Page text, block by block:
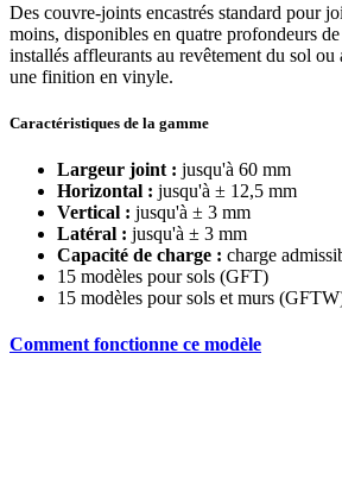
Des couvre-joints encastrés standard pour
moins, disponibles en quatre profondeurs
installés affleurants au revêtement du sol ou
une finition en vinyle.
Caractéristiques de la gamme
Largeur joint : jusqu'à 60 mm
Horizontal : jusqu'à ± 12,5 mm
Vertical : jusqu'à ± 3 mm
Latéral : jusqu'à ± 3 mm
Capacité de charge : charge
15 modèles pour sols (GFT)
15 modèles pour sols et murs
Comment fonctionne ce modèle